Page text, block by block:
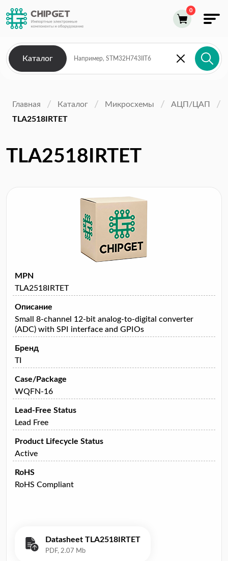
Каталог
Главная Каталог Микросхемы
АЦП/ЦАП
TLA2518IRTET
TLA2518IRTET
MPN
TLA2518IRTET
Описание
Small 8-channel 12-bit analog-to-digital converter
(ADC) with SPI interface and GPIOs
Бренд
TI
Case/Package
WQFN-16
Lead-Free Status
Lead Free
Product Lifecycle Status
Active
RoHS
RoHS Compliant
Datasheet TLA2518IRTET